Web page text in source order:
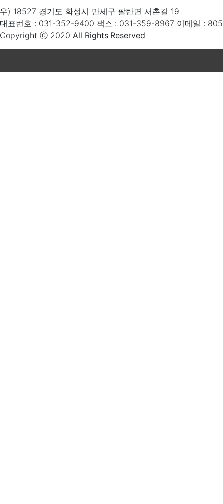
우) 18527 경기도 화성시 만세구 팔탄면 서촌길 19
대표번호 : 031-352-9400 팩스 : 031-359-8967 이메일 :
Copyright ⓒ 2020 All Rights Reserved